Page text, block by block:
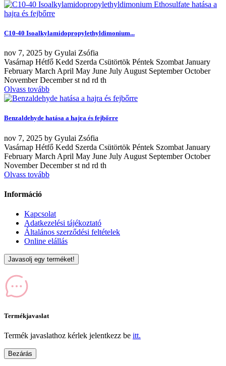
C10-40 Isoalkylamidopropylethyldimonium...
nov 7, 2025 by Gyulai Zsófia
Vasárnap Hétfő Kedd Szerda Csütörtök Péntek Szombat January
February March April May June July August September October
November December st nd rd th
Olvass tovább
Benzaldehyde hatása a hajra és fejbőrre
nov 7, 2025 by Gyulai Zsófia
Vasárnap Hétfő Kedd Szerda Csütörtök Péntek Szombat January
February March April May June July August September October
November December st nd rd th
Olvass tovább
Információ
Kapcsolat
Adatkezelési tájékoztató
Általános szerződési feltételek
Online elállás
Javasolj egy terméket!
Termékjavaslat
Termék javaslathoz kérlek jelentkezz be itt.
Bezárás